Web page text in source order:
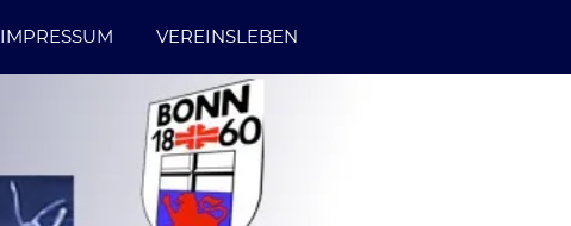
IMPRESSUM VEREINSLEBEN